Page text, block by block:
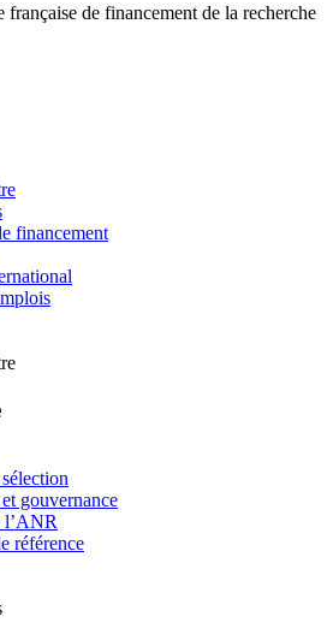
française de financement de la recherche
financement
gouvernance
l’ANR
référence